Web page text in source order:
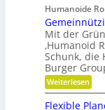
n
c
h
e
e
i
c
h
g
e
n
e
r
a
t
i
o
n
o
r
e
n
f
ü
r
R
o
b
o
e
i
F
r
i
s
t
e
n
,
Humanoide
Mit der
‚Humanoid
Schunk, die
Burger
Weiterlesen:
G
e
Flexible